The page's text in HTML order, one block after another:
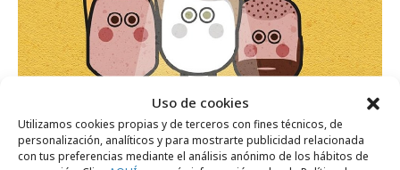
Uso de cookies
Utilizamos cookies propias y de terceros con fines técnicos, de
personalización, analíticos y para mostrarte publicidad relacionada
con tus preferencias mediante el análisis anónimo de los hábitos de